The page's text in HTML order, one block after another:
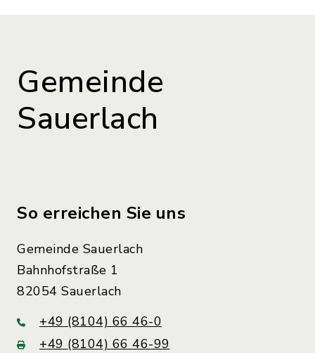
Gemeinde
Sauerlach
So erreichen Sie uns
Gemeinde Sauerlach
Bahnhofstraße 1
82054 Sauerlach
+49 (8104) 66 46-0
+49 (8104) 66 46-99